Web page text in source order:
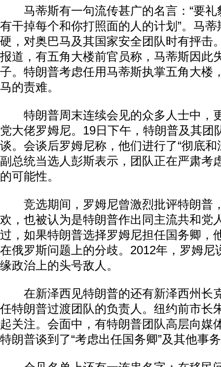
马蒂斯有一句流传甚广的名言：“要礼
有干掉每个和你打照面的人的计划”。马
硬，对奥巴马及其国家安全团队时有抨击
报道，有五角大楼前官员称，马蒂斯因此
子。特朗普考虑任用马蒂斯执掌五角大楼
马的责难。
特朗普周末连续会见的众多人士中，
党大佬罗姆尼。19日下午，特朗普及其团
谈。会谈后罗姆尼称，他们进行了“彻底和
副总统当选人彭斯表示，团队正在严肃考
的可能性。
竞选期间，罗姆尼曾激烈批评特朗普
欢，也被认为是特朗普作出同主流共和党
过，如果特朗普选择罗姆尼担任国务卿，
在俄罗斯问题上的分歧。2012年，罗姆尼
缘政治上的头号敌人。
在新泽西见特朗普的还有新泽西州长
任特朗普过渡团队的负责人。纽约前市长
起关注。会面中，有特朗普团队高层向媒
特朗普谈到了“考虑出任国务卿”及其他事